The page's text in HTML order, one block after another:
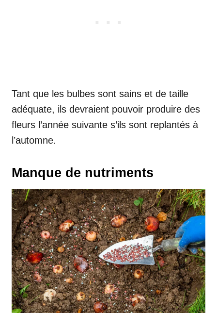
Tant que les bulbes sont sains et de taille
adéquate, ils devraient pouvoir produire des
fleurs l’année suivante s’ils sont replantés à
l’automne.
Manque de nutriments